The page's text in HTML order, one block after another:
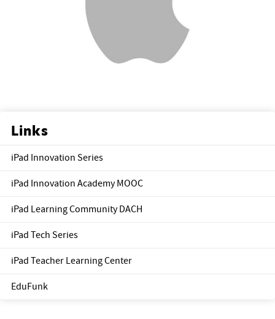
Links
iPad Innovation Series
iPad Innovation Academy MOOC
iPad Learning Community DACH
iPad Tech Series
iPad Teacher Learning Center
EduFunk